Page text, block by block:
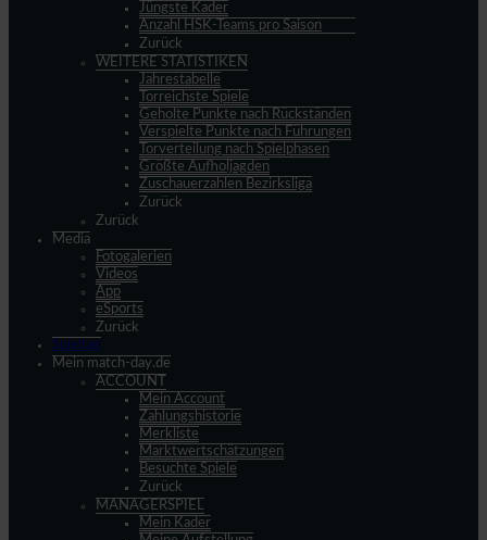
Jüngste Kader
Anzahl HSK-Teams pro Saison
Zurück
WEITERE STATISTIKEN
Jahrestabelle
Torreichste Spiele
Geholte Punkte nach Rückständen
Verspielte Punkte nach Führungen
Torverteilung nach Spielphasen
Größte Aufholjagden
Zuschauerzahlen Bezirksliga
Zurück
Zurück
Media
Fotogalerien
Videos
App
eSports
Zurück
Spieltag
Mein match-day.de
ACCOUNT
Mein Account
Zahlungshistorie
Merkliste
Marktwertschätzungen
Besuchte Spiele
Zurück
MANAGERSPIEL
Mein Kader